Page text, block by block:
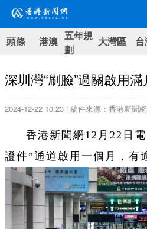
頭條 港澳 五年規
劃
大灣區
深圳灣“刷臉”過關啟用
2024-12-22 10:23 | 稿件來源：香港新聞網
香港新聞網12月22日
證件”通道啟用一個月，有